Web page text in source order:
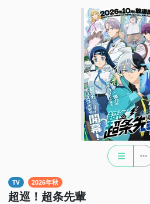
TV 2026年秋
超巡！超条先輩